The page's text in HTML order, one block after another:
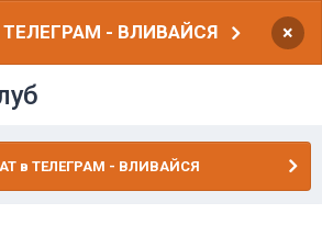
- ВЛИВАЙСЯ ×
в ТЕЛЕГРАМ - ВЛИВАЙСЯ